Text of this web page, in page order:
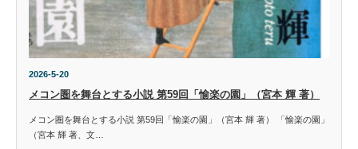
2026-5-20
メコン圏を舞台とする小説 第59回「愉楽の園」（宮本 輝 著）
メコン圏を舞台とする小説 第59回「愉楽の園」（宮本 輝 著） 「愉楽の園」
（宮本 輝 著、文…